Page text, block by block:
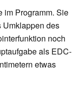
im Programm. Sie
Umklappen des
noch
als EDC-
etwas